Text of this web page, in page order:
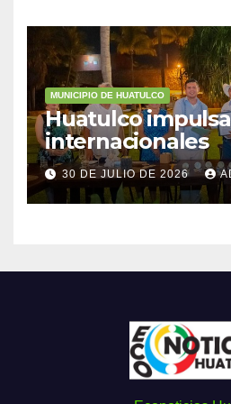
MUNICIPIO DE HUATULCO
Huatulco
internacionales
30 DE JULIO DE 2026